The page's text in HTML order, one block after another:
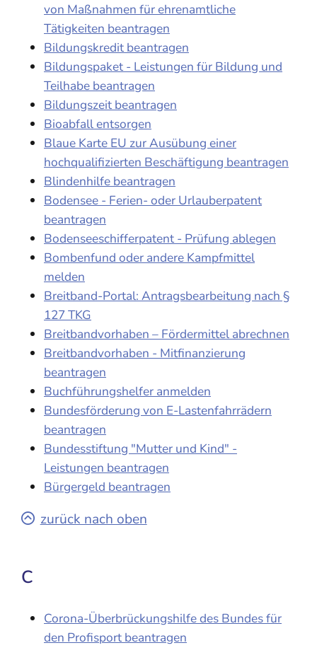
von Maßnahmen für ehrenamtliche
Tätigkeiten beantragen
Bildungskredit beantragen
Bildungspaket - Leistungen für Bildung und
Teilhabe beantragen
Bildungszeit beantragen
Bioabfall entsorgen
Blaue Karte EU zur Ausübung einer
hochqualifizierten Beschäftigung beantragen
Blindenhilfe beantragen
Bodensee - Ferien- oder Urlauberpatent
beantragen
Bodenseeschifferpatent - Prüfung ablegen
Bombenfund oder andere Kampfmittel
melden
Breitband-Portal: Antragsbearbeitung nach §
127 TKG
Breitbandvorhaben – Fördermittel abrechnen
Breitbandvorhaben - Mitfinanzierung
beantragen
Buchführungshelfer anmelden
Bundesförderung von E-Lastenfahrrädern
beantragen
Bundesstiftung "Mutter und Kind" -
Leistungen beantragen
Bürgergeld beantragen
zurück nach oben
C
Corona-Überbrückungshilfe des Bundes für
den Profisport beantragen